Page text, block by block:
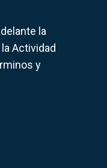
la
Actividad
y